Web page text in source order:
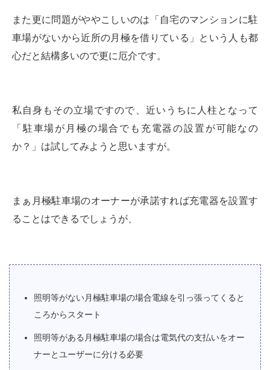
また更に問題がややこしいのは「自宅のマンションに駐
車場がないから近所の月極を借りている」という人も都
心だと結構多いので更に厄介です。
私自身もその立場ですので、近いうちに人柱となって
「駐車場が月極の場合でも充電器の設置が可能なの
か？」は試してみようと思いますが。
まぁ月極駐車場のオーナーが承諾すれば充電器を設置す
ることはできるでしょうが、
照明等がない月極駐車場の場合電線を引っ張ってくると
ころからスタート
照明等がある月極駐車場の場合は電気代の支払いをオー
ナーとユーザーに分ける必要